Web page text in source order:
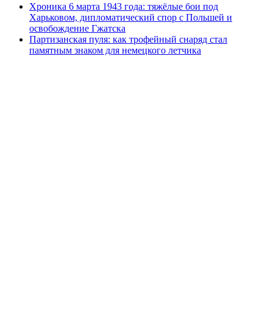
Хроника 6 марта 1943 года: тяжёлые бои под
Харьковом, дипломатический спор с Польшей и
освобождение Гжатска
Партизанская пуля: как трофейный снаряд стал
памятным знаком для немецкого летчика